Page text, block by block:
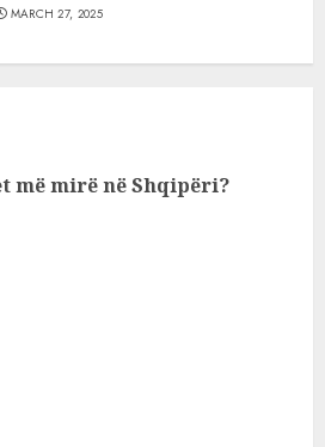
MARCH 27, 2025
më mirë në Shqipëri?